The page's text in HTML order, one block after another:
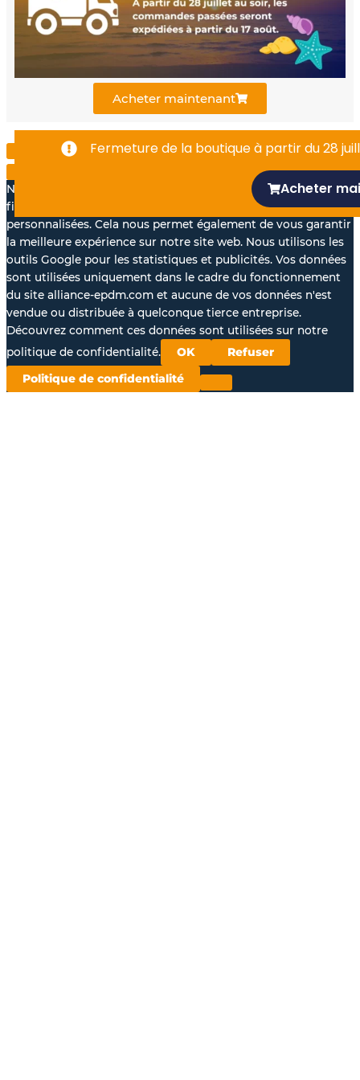
o
o
k
-
b
e
d
i
n
Acheter maintenant
Fermeture de la boutique à partir du 28
Acheter
Nous aimerions avec votre accord, utiliser vos données à des
fins statistiques et pour vous proposer des annonces
personnalisées. Cela nous permet également de vous garantir
la meilleure expérience sur notre site web. Nous utilisons les
outils Google pour les statistiques et publicités. Vos données
sont utilisées uniquement dans le cadre du fonctionnement
du site alliance-epdm.com et aucune de vos données n'est
vendue ou distribuée à quelconque tierce entreprise.
Découvrez comment ces données sont utilisées sur notre
politique de confidentialité.
OK Refuser
Politique de confidentialité